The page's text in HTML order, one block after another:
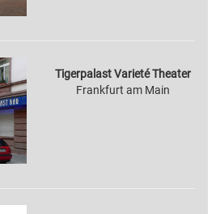
Tigerpalast Varieté Theater
Frankfurt am Main